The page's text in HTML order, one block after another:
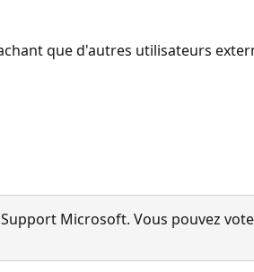
que d'autres utilisateurs
Microsoft. Vous pouvez